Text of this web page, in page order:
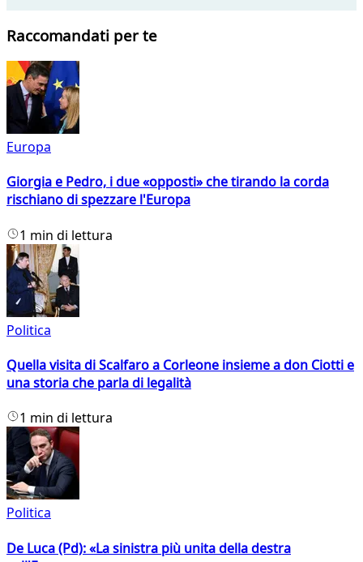
Raccomandati per te
Europa
Giorgia e Pedro, i due «opposti» che tirando la corda
rischiano di spezzare l'Europa
1 min di lettura
Politica
Quella visita di Scalfaro a Corleone insieme a don Ciotti e
una storia che parla di legalità
1 min di lettura
Politica
De Luca (Pd): «La sinistra più unita della destra